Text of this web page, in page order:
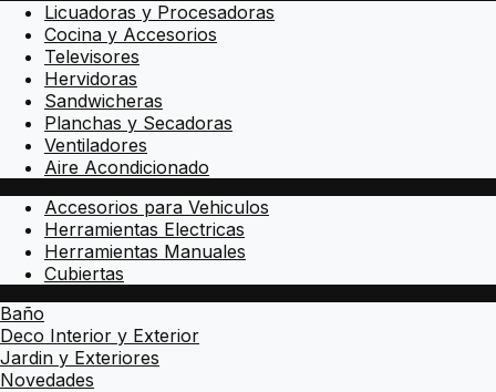
Licuadoras y Procesadoras
Cocina y Accesorios
Televisores
Hervidoras
Sandwicheras
Planchas y Secadoras
Ventiladores
Aire Acondicionado
Accesorios para Vehiculos
Herramientas Electricas
Herramientas Manuales
Cubiertas
Baño
Deco Interior y Exterior
Jardin y Exteriores
Novedades